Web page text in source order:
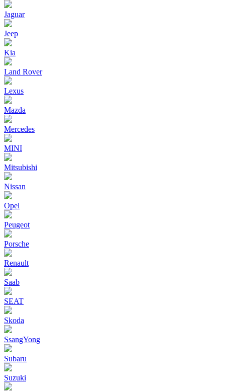
Jaguar
Jeep
Kia
Land Rover
Lexus
Mazda
Mercedes
MINI
Mitsubishi
Nissan
Opel
Peugeot
Porsche
Renault
Saab
SEAT
Skoda
SsangYong
Subaru
Suzuki